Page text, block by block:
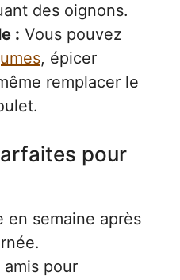
des oignons.
: Vous pouvez
, épicer
remplacer le
pour
en semaine après
pour